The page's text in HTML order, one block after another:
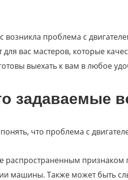
возникла проблема с
для вас мастеров, которые
выехать к вам в любое
задаваемые
что проблема с
распространенным признаком
машины. Также может быть